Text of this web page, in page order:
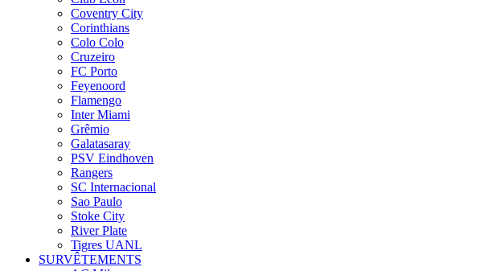
Coventry City
Corinthians
Colo Colo
Cruzeiro
FC Porto
Feyenoord
Flamengo
Inter Miami
Grêmio
Galatasaray
PSV Eindhoven
Rangers
SC Internacional
Sao Paulo
Stoke City
River Plate
Tigres UANL
SURVÊTEMENTS